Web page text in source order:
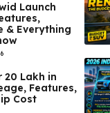
Launch
& Everything
Lakh in
Features,
Cost